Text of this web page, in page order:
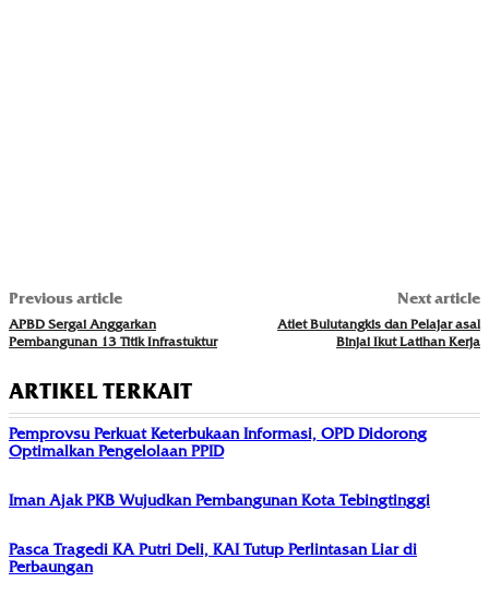
Previous article
APBD Sergai Anggarkan
Pembangunan 13 Titik Infrastuktur
Next article
Atlet Bulutangkis dan Pelajar asal
Binjai Ikut Latihan Kerja
ARTIKEL TERKAIT
Pemprovsu Perkuat Keterbukaan Informasi, OPD Didorong
Optimalkan Pengelolaan PPID
Iman Ajak PKB Wujudkan Pembangunan Kota Tebingtinggi
Pasca Tragedi KA Putri Deli, KAI Tutup Perlintasan Liar di
Perbaungan